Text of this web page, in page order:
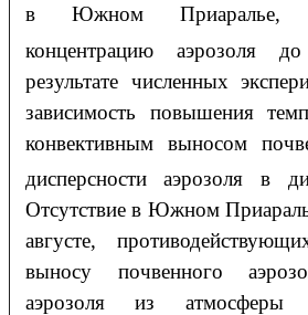
в Южном Приаралье,
концентрацию аэрозоля
результате численных
зависимость повышения
конвективным выносом
дисперсности аэрозоля в
Отсутствие в Южном
августе,
выносу почвенного
аэрозоля из атмосферы